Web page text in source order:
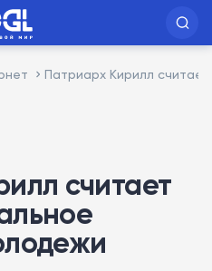
Патриарх Кирилл
считает